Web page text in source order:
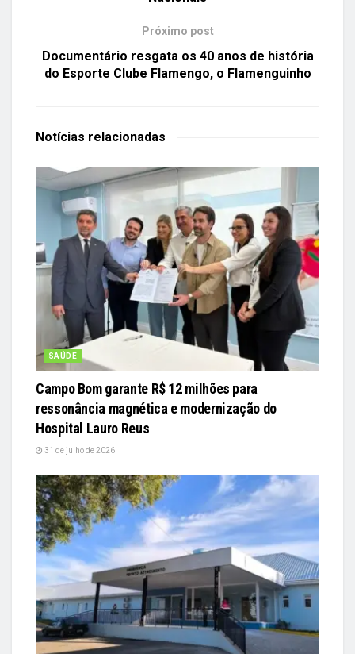
Próximo post
Documentário resgata os 40 anos de história
do Esporte Clube Flamengo, o Flamenguinho
Notícias relacionadas
SAÚDE
Campo Bom garante R$ 12 milhões para
ressonância magnética e modernização do
Hospital Lauro Reus
31 de julho de 2026